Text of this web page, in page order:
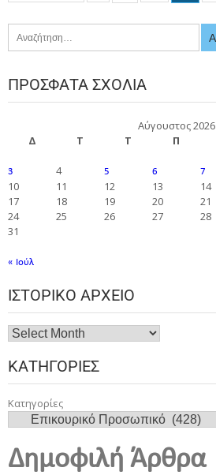
ΠΡΌΣΦΑΤΑ ΣΧΌΛΙΑ
Αύγουστος 2026
Δ
Τ Τ Π
3 4 5 6 7
10
11 12 13 14
17
18 19 20 21
24
25 26 27 28
31
« Ιούλ
ΙΣΤΟΡΙΚΌ ΑΡΧΕΊΟ
ΚΑΤΗΓΟΡΊΕΣ
Κατηγορίες
Δημοφιλή Άρθρα